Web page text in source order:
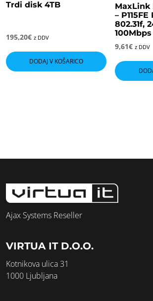
Trdi disk 4TB
195,20€ z DDV
DODAJ V KOŠARICO
MaxLink
–
802.31f,
100Mbps
9,61€ z DDV
Ajax Systems Reseller
VIRTUA IT D.O.O.
Kotnikova ulica 31
1000 Ljubljana